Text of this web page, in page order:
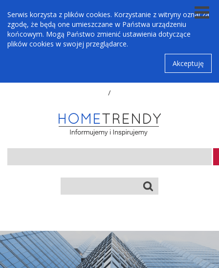
Serwis korzysta z plików cookies. Korzystanie z witryny oznacza
zgodę, że będą one umieszczane w Państwa urządzeniu
końcowym. Mogą Państwo zmienić ustawienia dotyczące
plików cookies w swojej przeglądarce.
Akceptuję
/